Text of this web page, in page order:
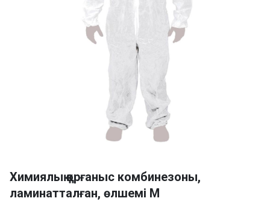
of
1
Химиялық қорғаныс комбинезоны,
ламинатталған, өлшемі M